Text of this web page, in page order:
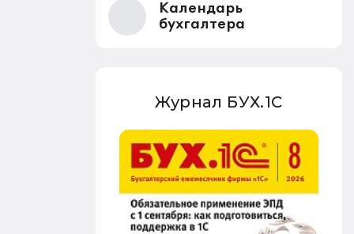
пособие они все равно получают. Но
других семей это не коснулось.
Календарь
бухгалтера
Журнал БУХ.1С